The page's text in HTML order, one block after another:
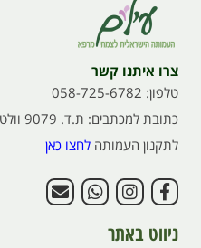
צרו איתנו קשר
טלפון: 058-725-6782
כתובת למכתבים: ת.ד. 9079 וולטה העלית 1 ירושלים
לתקנון העמותה לחצו כאן
ניווט באתר